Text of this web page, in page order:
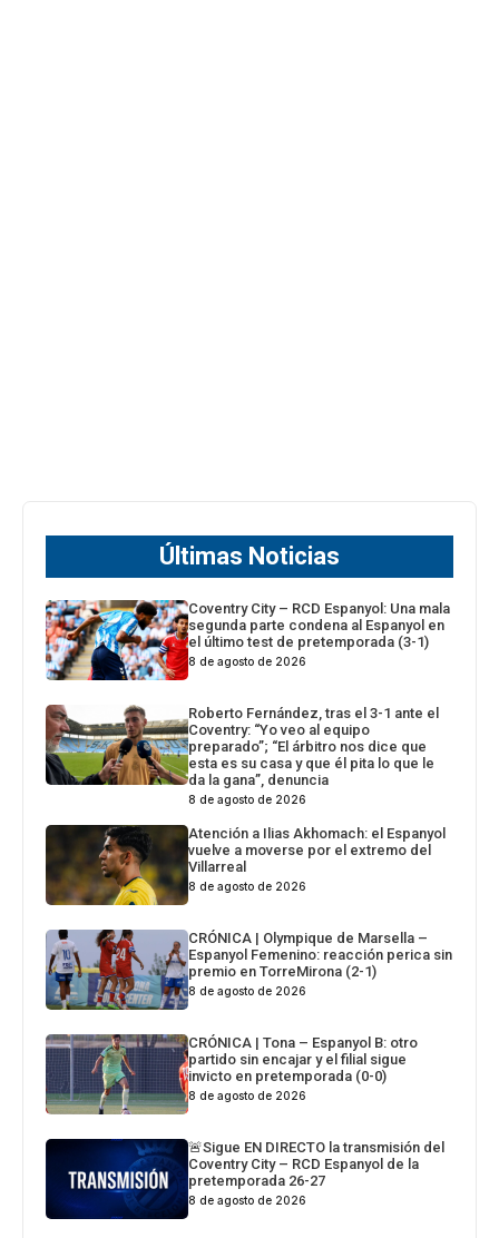
Últimas Noticias
Coventry City – RCD Espanyol: Una mala
segunda parte condena al Espanyol en
el último test de pretemporada (3-1)
8 de agosto de 2026
Roberto Fernández, tras el 3-1 ante el
Coventry: “Yo veo al equipo
preparado”; “El árbitro nos dice que
esta es su casa y que él pita lo que le
da la gana”, denuncia
8 de agosto de 2026
Atención a Ilias Akhomach: el Espanyol
vuelve a moverse por el extremo del
Villarreal
8 de agosto de 2026
CRÓNICA | Olympique de Marsella –
Espanyol Femenino: reacción perica sin
premio en TorreMirona (2-1)
8 de agosto de 2026
CRÓNICA | Tona – Espanyol B: otro
partido sin encajar y el filial sigue
invicto en pretemporada (0-0)
8 de agosto de 2026
🚨Sigue EN DIRECTO la transmisión del
Coventry City – RCD Espanyol de la
pretemporada 26-27
8 de agosto de 2026